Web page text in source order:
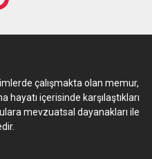
çalışmakta olan memur,
hayatı içerisinde karşılaştıkları
mevzuatsal dayanakları ile